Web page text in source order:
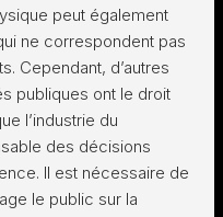
peut également
ne correspondent pas
Cependant, d’autres
publiques ont le droit
l’industrie du
des décisions
Il est nécessaire de
le public sur la